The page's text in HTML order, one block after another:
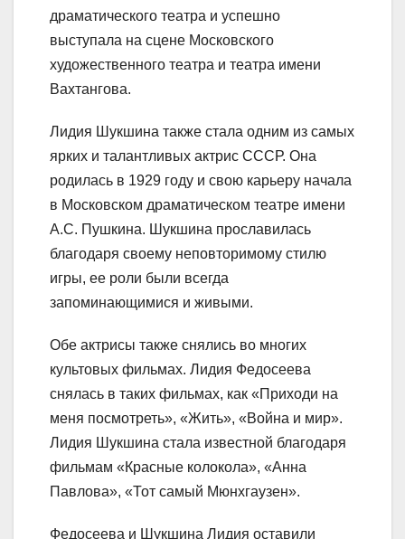
драматического театра и успешно
выступала на сцене Московского
художественного театра и театра имени
Вахтангова.
Лидия Шукшина также стала одним из самых
ярких и талантливых актрис СССР. Она
родилась в 1929 году и свою карьеру начала
в Московском драматическом театре имени
А.С. Пушкина. Шукшина прославилась
благодаря своему неповторимому стилю
игры, ее роли были всегда
запоминающимися и живыми.
Обе актрисы также снялись во многих
культовых фильмах. Лидия Федосеева
снялась в таких фильмах, как «Приходи на
меня посмотреть», «Жить», «Война и мир».
Лидия Шукшина стала известной благодаря
фильмам «Красные колокола», «Анна
Павлова», «Тот самый Мюнхгаузен».
Федосеева и Шукшина Лидия оставили